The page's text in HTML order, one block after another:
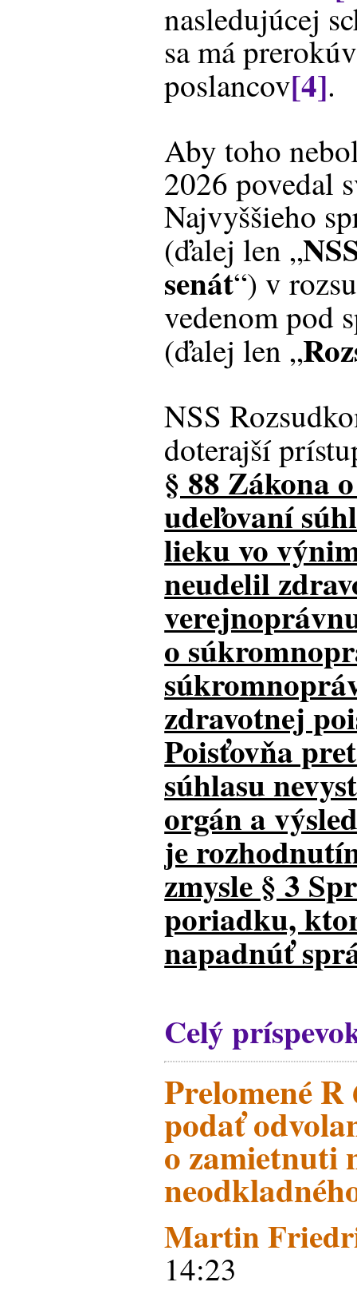
nasledujúcej
sa má
poslancov[4].
Aby toho
2026 povedal
Najvyššieho
(ďalej len „
senát“) v
vedenom pod
(ďalej len „
NSS
doterajší
§ 88 Zákona
udeľovaní
lieku vo
neudelil
o
zdravotnej
Poisťovňa
súhlasu
orgán a
je
zmysle § 3
poriadku,
napadnúť
Celý
Prelomené R
podať
o zamietnuti
Martin
14:23